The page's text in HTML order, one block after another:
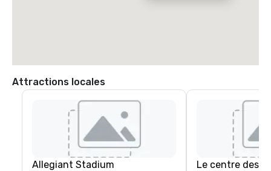
Attractions locales
Allegiant Stadium
Le centre des